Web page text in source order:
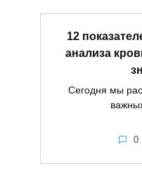
12
анализа
Сегодня мы
0